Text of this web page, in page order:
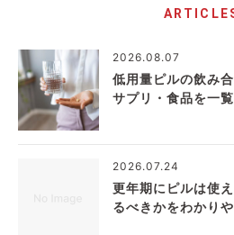
2026.08.07
低用量ピルの飲み
サプリ・食品を一
2026.07.24
更年期にピルは使
るべきかをわかり